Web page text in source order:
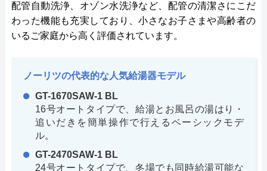
配管自動洗浄、オゾン水洗浄など、配管の清潔さにこだ
わった機能も充実しており、小さなお子さまや高齢者の
いるご家庭から高く評価されています。
ノーリツの代表的な人気給湯器モデル
GT-1670SAW-1 BL
16号オートタイプで、給湯とお風呂の湯はり・
追いだきを簡単操作で行えるベーシックモデ
ル。
GT-2470SAW-1 BL
24号オートタイプで、冬場でも同時給湯可能な